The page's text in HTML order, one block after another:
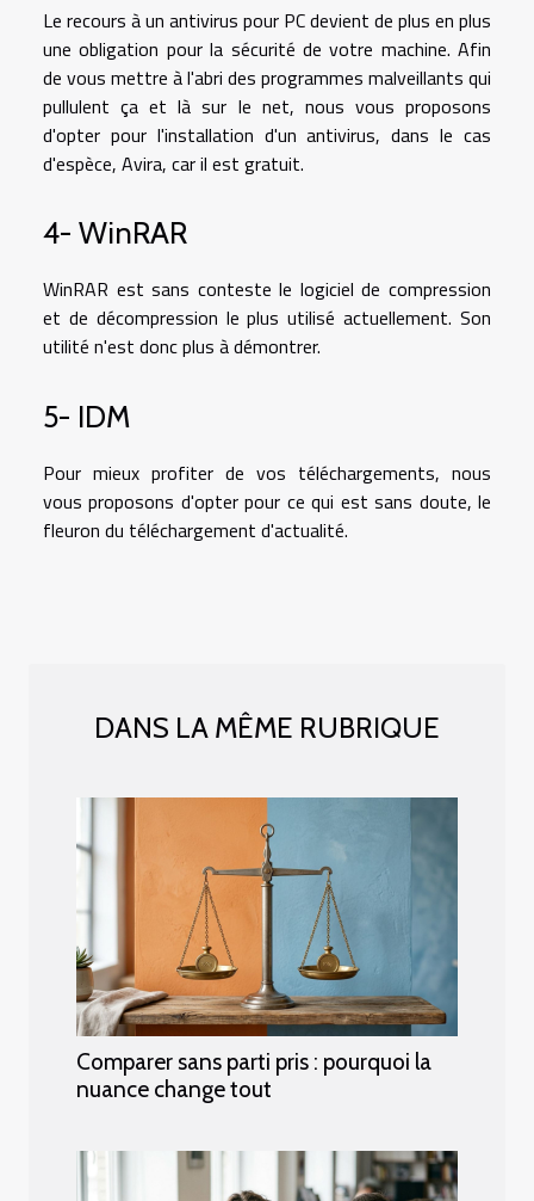
Le recours à un antivirus pour PC devient de plus en plus
une obligation pour la sécurité de votre machine. Afin
de vous mettre à l'abri des programmes malveillants qui
pullulent ça et là sur le net, nous vous proposons
d'opter pour l'installation d'un antivirus, dans le cas
d'espèce, Avira, car il est gratuit.
4- WinRAR
WinRAR est sans conteste le logiciel de compression
et de décompression le plus utilisé actuellement. Son
utilité n'est donc plus à démontrer.
5- IDM
Pour mieux profiter de vos téléchargements, nous
vous proposons d'opter pour ce qui est sans doute, le
fleuron du téléchargement d'actualité.
DANS LA MÊME RUBRIQUE
Comparer sans parti pris : pourquoi la
nuance change tout